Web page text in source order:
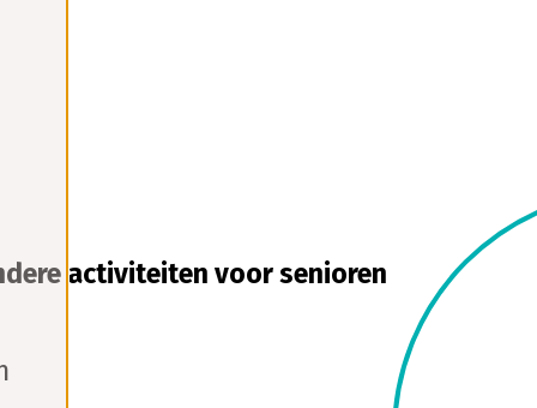
activiteiten voor senioren